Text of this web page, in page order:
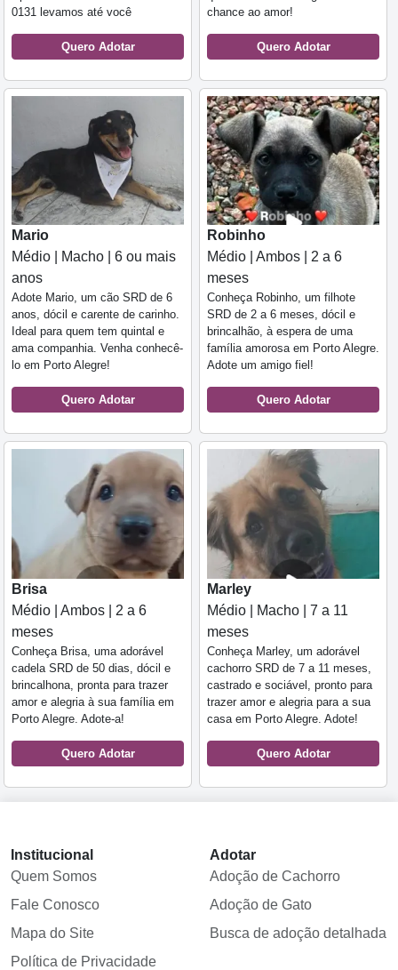
0131 levamos até você
Quero Adotar
chance ao amor!
Quero Adotar
Mario
Médio | Macho | 6 ou mais
anos
Adote Mario, um cão SRD de 6
anos, dócil e carente de carinho.
Ideal para quem tem quintal e
ama companhia. Venha conhecê-
lo em Porto Alegre!
Quero Adotar
Robinho
Médio | Ambos | 2 a 6
meses
Conheça Robinho, um filhote
SRD de 2 a 6 meses, dócil e
brincalhão, à espera de uma
família amorosa em Porto Alegre.
Adote um amigo fiel!
Quero Adotar
Brisa
Médio | Ambos | 2 a 6
meses
Conheça Brisa, uma adorável
cadela SRD de 50 dias, dócil e
brincalhona, pronta para trazer
amor e alegria à sua família em
Porto Alegre. Adote-a!
Quero Adotar
Marley
Médio | Macho | 7 a 11
meses
Conheça Marley, um adorável
cachorro SRD de 7 a 11 meses,
castrado e sociável, pronto para
trazer amor e alegria para a sua
casa em Porto Alegre. Adote!
Quero Adotar
Institucional
Quem Somos
Fale Conosco
Mapa do Site
Política de Privacidade
Adotar
Adoção de Cachorro
Adoção de Gato
Busca de adoção detalhada